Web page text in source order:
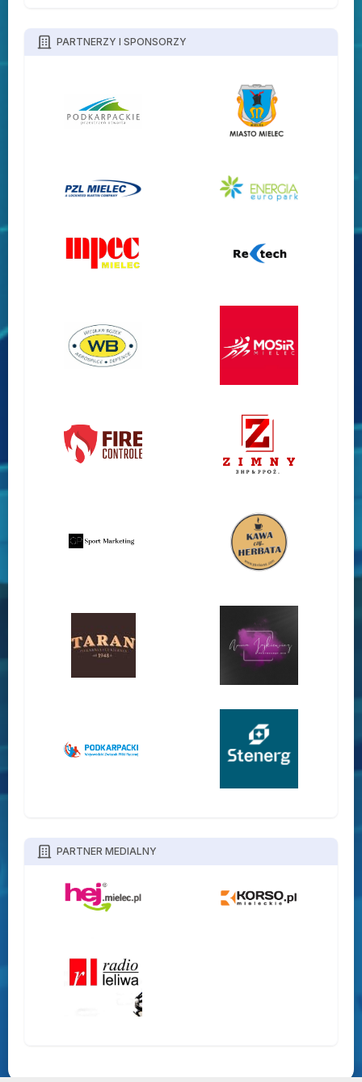
PARTNERZY I SPONSORZY
PARTNER MEDIALNY